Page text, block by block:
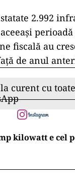
2.992
fiscală au
de anul
curent cu
kilowatt e cel